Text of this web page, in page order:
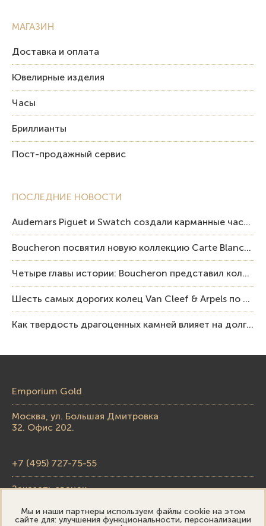
ПОСЛЕДНИЕ НОВОСТИ
Audemars Piguet и Swatch создали карманные часы в эстетике Royal Oak и Pop Art
Boucheron посвятил новую коллекцию Carte Blanche Human Being человеку и силе мастерства
Четыре главы истории: Boucheron представил коллекцию «Nom: Boucheron, Prénom: Frédéric»
Шесть самых дорогих колец Van Cleef & Arpels по итогам аукционов Sotheby’s
Как твердость драгоценных камней влияет на долговечность ювелирных изделий
МАГАЗИН
Доставка и оплата
Ювелирные изделия
Часы
Бриллианты
Пост-продажный сервис
Emporium Gold
Москва, ул. Большая Дмитровка
32. Офис 202.
+7 (495) 727-75-55
Заказать звонок
skupka@emporiumgold.com
Мы и наши партнеры используем файлы cookie на этом
сайте для: улучшения функциональности, персонализации